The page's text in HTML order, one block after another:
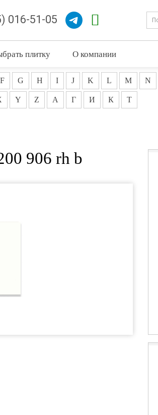
016-51-05
плитку О компании
F G H I J K L M N
Y Z А Г И К Т
906 rh b